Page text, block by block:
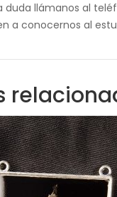
duda llámanos al
a conocernos al